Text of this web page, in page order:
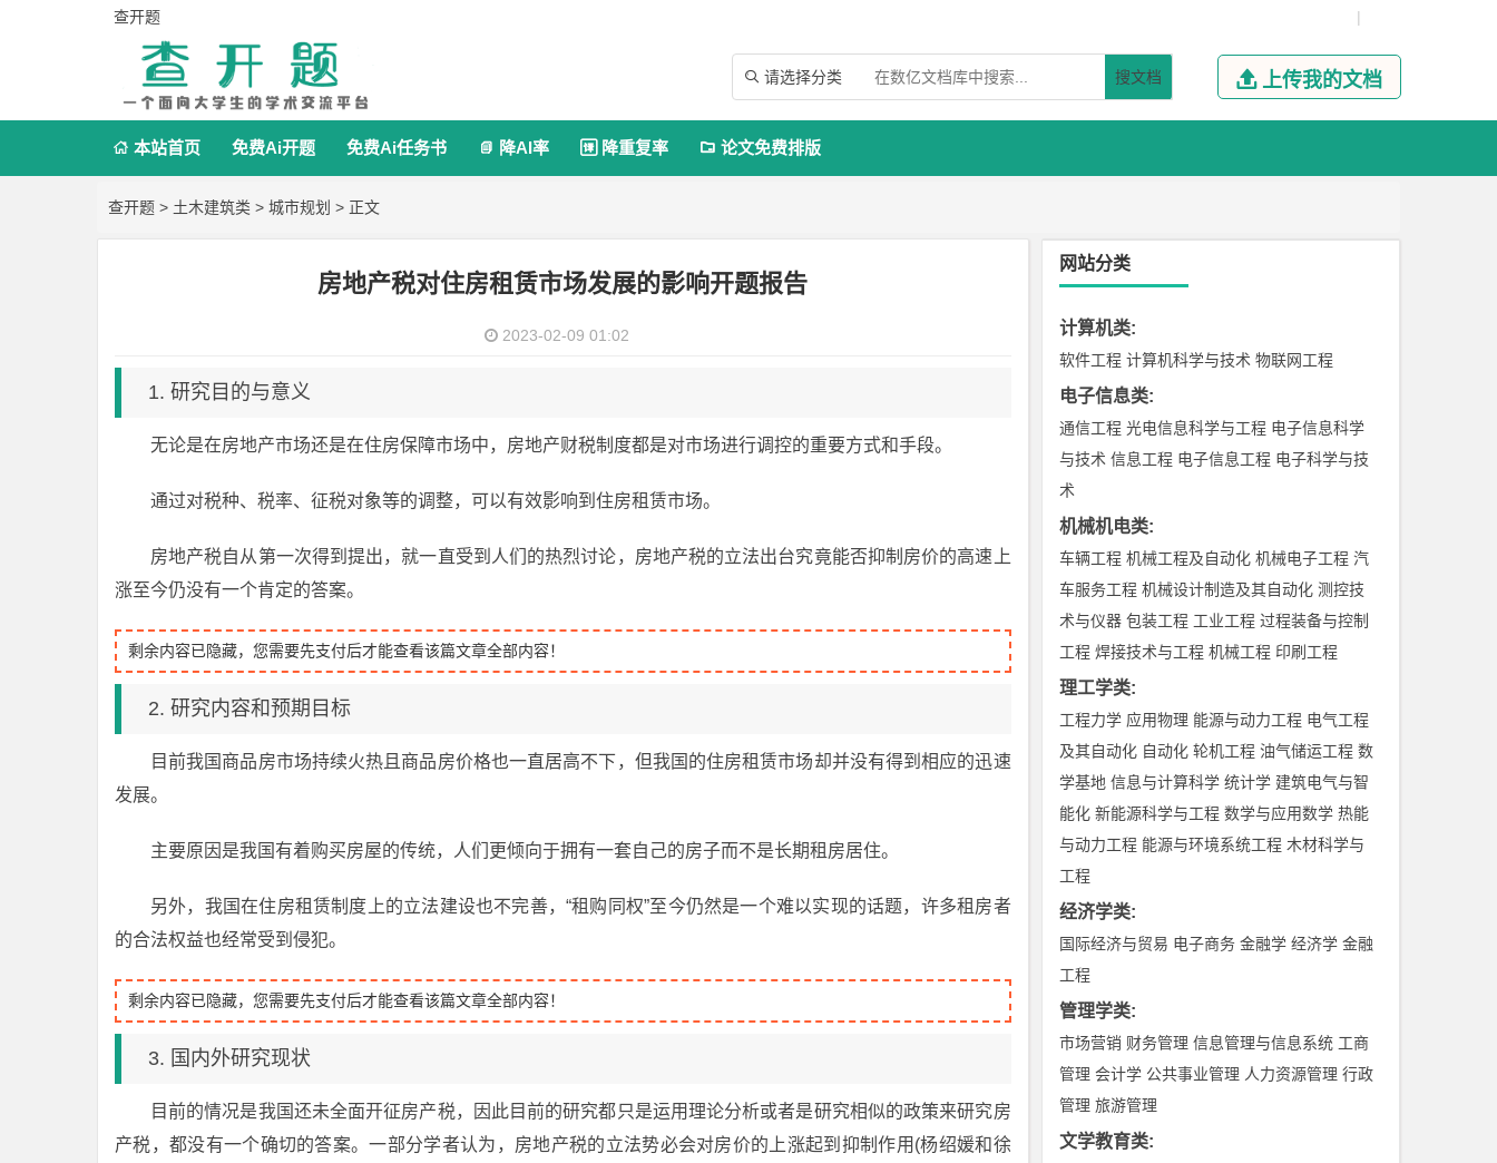
查开题 |
 请选择分类 搜文档  上传我的文档
 本站首页 免费Ai开题 免费Ai任务书  降AI率  降重复率  论文免费排版
查开题 > 土木建筑类 > 城市规划 > 正文
房地产税对住房租赁市场发展的影响开题报告
2023-02-09 01:02
1. 研究目的与意义
无论是在房地产市场还是在住房保障市场中，房地产财税制度都是对市场进行调控的重要方式和手段。
通过对税种、税率、征税对象等的调整，可以有效影响到住房租赁市场。
房地产税自从第一次得到提出，就一直受到人们的热烈讨论，房地产税的立法出台究竟能否抑制房价的高速上
涨至今仍没有一个肯定的答案。
剩余内容已隐藏，您需要先支付后才能查看该篇文章全部内容！
2. 研究内容和预期目标
目前我国商品房市场持续火热且商品房价格也一直居高不下，但我国的住房租赁市场却并没有得到相应的迅速
发展。
主要原因是我国有着购买房屋的传统，人们更倾向于拥有一套自己的房子而不是长期租房居住。
另外，我国在住房租赁制度上的立法建设也不完善，“租购同权”至今仍然是一个难以实现的话题，许多租房者
的合法权益也经常受到侵犯。
剩余内容已隐藏，您需要先支付后才能查看该篇文章全部内容！
3. 国内外研究现状
目前的情况是我国还未全面开征房产税，因此目前的研究都只是运用理论分析或者是研究相似的政策来研究房
产税，都没有一个确切的答案。一部分学者认为，房地产税的立法势必会对房价的上涨起到抑制作用(杨绍媛和徐
网站分类
计算机类:
软件工程 计算机科学与技术 物联网工程
电子信息类:
通信工程 光电信息科学与工程 电子信息科学
与技术 信息工程 电子信息工程 电子科学与技
术
机械机电类:
车辆工程 机械工程及自动化 机械电子工程 汽
车服务工程 机械设计制造及其自动化 测控技
术与仪器 包装工程 工业工程 过程装备与控制
工程 焊接技术与工程 机械工程 印刷工程
理工学类:
工程力学 应用物理 能源与动力工程 电气工程
及其自动化 自动化 轮机工程 油气储运工程 数
学基地 信息与计算科学 统计学 建筑电气与智
能化 新能源科学与工程 数学与应用数学 热能
与动力工程 能源与环境系统工程 木材科学与
工程
经济学类:
国际经济与贸易 电子商务 金融学 经济学 金融
工程
管理学类:
市场营销 财务管理 信息管理与信息系统 工商
管理 会计学 公共事业管理 人力资源管理 行政
管理 旅游管理
文学教育类: